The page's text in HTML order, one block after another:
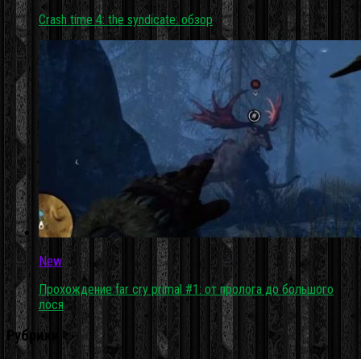
Crash time 4: the syndicate: обзор
New
Прохождение far cry primal #1: от пролога до большого
лося
Рубрики